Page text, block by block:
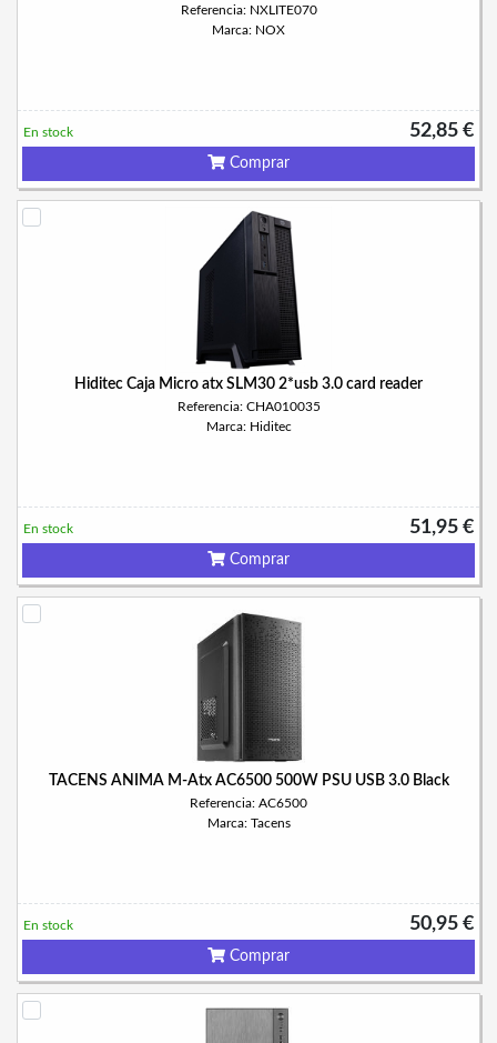
Referencia: NXLITE070
Marca: NOX
52,85 €
En stock
Comprar
Hiditec Caja Micro atx SLM30 2*usb 3.0 card reader
Referencia: CHA010035
Marca: Hiditec
51,95 €
En stock
Comprar
TACENS ANIMA M-Atx AC6500 500W PSU USB 3.0 Black
Referencia: AC6500
Marca: Tacens
50,95 €
En stock
Comprar